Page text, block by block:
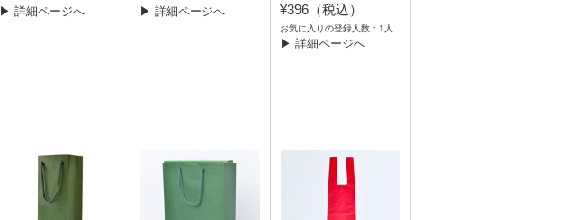
▶ 詳細ページへ ▶ 詳細ページへ
¥396（税込）
お気に入りの登録人数：1人
▶ 詳細ページへ